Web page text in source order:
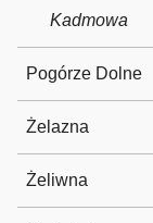
Kadmowa
Pogórze Dolne
Żelazna
Żeliwna